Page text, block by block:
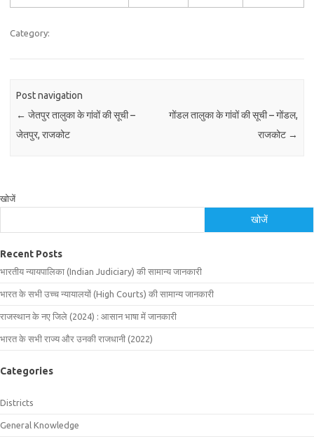
Category:
Post navigation
← जेतपुर तालुका के गांवों की सूची –
जेतपुर, राजकोट
गोंडल तालुका के गांवों की सूची – गोंडल,
राजकोट →
खोजें
खोजें
Recent Posts
भारतीय न्यायपालिका (Indian Judiciary) की सामान्य जानकारी
भारत के सभी उच्च न्यायालयों (High Courts) की सामान्य जानकारी
राजस्थान के नए जिले (2024) : आसान भाषा में जानकारी
भारत के सभी राज्य और उनकी राजधानी (2022)
Categories
Districts
General Knowledge